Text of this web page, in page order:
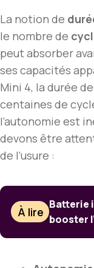
La notion de
le nombre de
peut absorber
ses capacités
Mini 4, la durée
centaines de
l’autonomie est
devons être
de l’usure :
À lire
Batterie
booster